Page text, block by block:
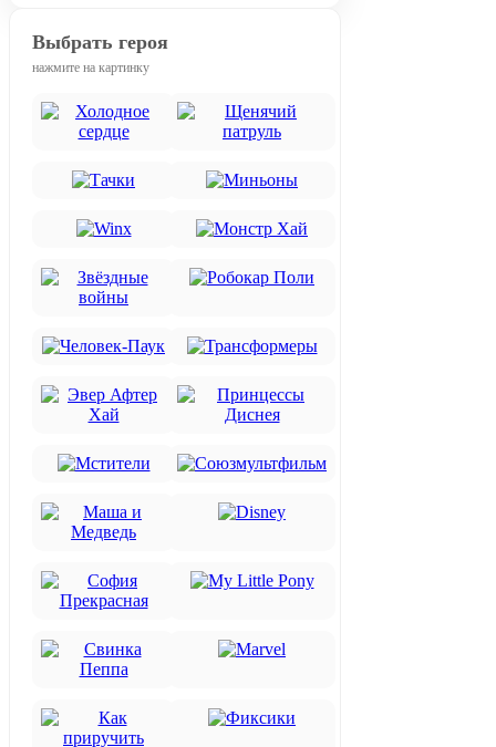
Выбрать героя
нажмите на картинку